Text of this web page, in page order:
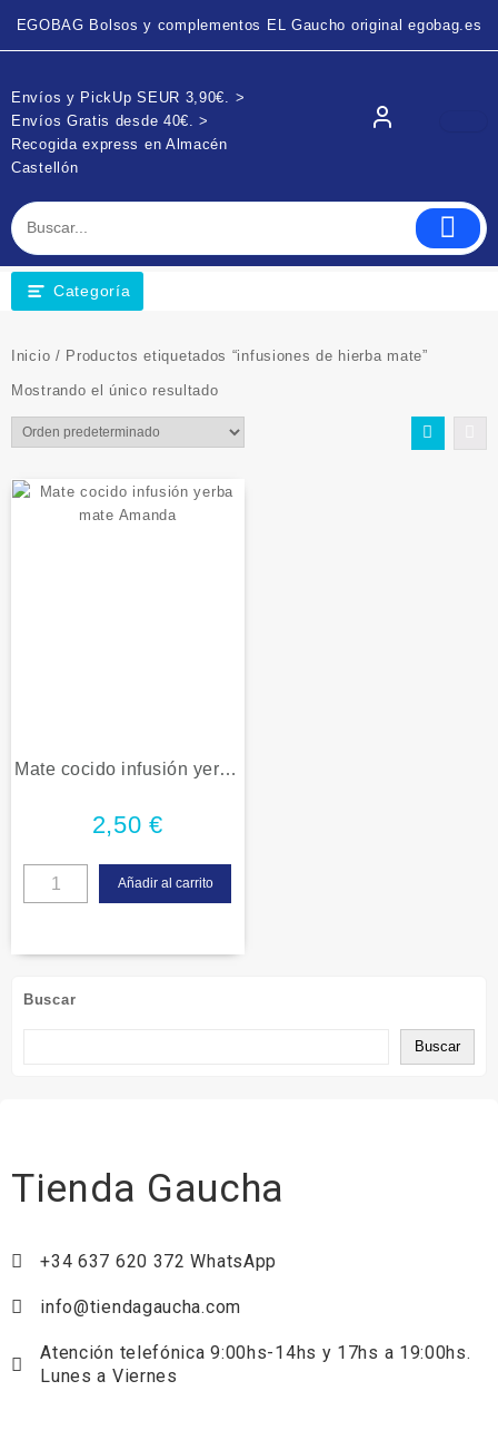
EGOBAG Bolsos y complementos EL Gaucho original egobag.es
Envíos y PickUp SEUR 3,90€. >
Envíos Gratis desde 40€. >
Recogida express en Almacén
Castellón
Categoría
Buscar
Buscar
Inicio / Productos etiquetados “infusiones de hierba mate”
Mostrando el único resultado
Mate cocido infusión yerba
2,50€
Añadir al carrito
Tienda Gaucha
+34 637 620 372 WhatsApp
info@tiendagaucha.com
Atención telefónica 9:00hs-14hs y 17hs a 19:00hs.
Lunes a Viernes